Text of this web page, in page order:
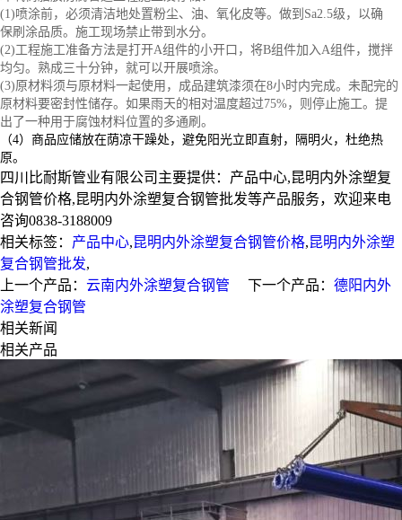
(1)喷涂前， 必须清洁地处置粉尘、油、氧化皮等。 做到 Sa2.5级，以确
保刷涂品质。 施工现场禁止带到 水分。
(2)工程施工准备方法是打开A组件的小开口 ，将B组件加入A组件，搅拌
均匀。 熟成三十分钟 ， 就可以开展喷涂。
(3)原材料须与原材料一起使用 ， 成品建筑漆须在8小时内完成。 未配完的
原材料要密封性储存。 如果雨天的相对温度超过75%，则 停止施工。 提
出 了一种用于腐蚀材料位置的多通刷 。
（4） 商品应储放在荫凉干躁处， 避免阳光立即 直射，隔明火 ， 杜绝热
原。
四川比耐斯管业有限公司主要提供：产品中心,昆明内外涂塑复
合钢管价格,昆明内外涂塑复合钢管批发等产品服务，欢迎来电
咨询0838-3188009
相关标签： 产品中心,昆明内外涂塑复合钢管价格,昆明内外涂塑
复合钢管批发,
上一个产品： 云南内外涂塑复合钢管 下一个产品： 德阳内外
涂塑复合钢管
相关新闻
相关产品